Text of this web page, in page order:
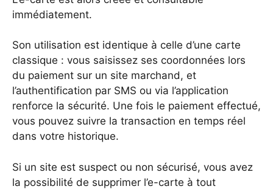
immédiatement.
Son utilisation est identique à celle d’une carte
classique : vous saisissez ses coordonnées lors
du paiement sur un site marchand, et
l’authentification par SMS ou via l’application
renforce la sécurité. Une fois le paiement effectué,
vous pouvez suivre la transaction en temps réel
dans votre historique.
Si un site est suspect ou non sécurisé, vous avez
la possibilité de supprimer l’e-carte à tout